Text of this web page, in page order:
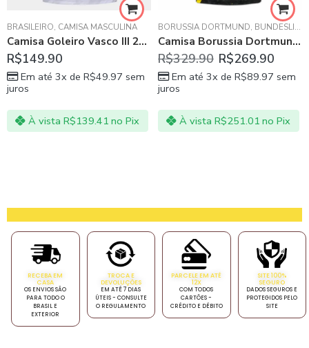
LEAGUE,LA LIGA ESPANHOLA
BRASILEIRO, CAMISA MASCULINA
Camisa Goleiro Vasco III 21/22 Cinza
R$149.90
Em até 3x de R$49.97 sem
juros
À vista R$139.41 no Pix
BORUSSIA DORTMUND, BUNDESLIGA
Camisa Borussia Dortmund II 20/21 Preta Masculina
R$329.90 R$269.90
Em até 3x de R$89.97 sem
juros
À vista R$251.01 no Pix
RECEBA EM
CASA
OS ENVIOS SÃO
PARA TODO O
BRASIL E
EXTERIOR
TROCA E
DEVOLUÇÕES
EM ATÉ 7 DIAS
ÚTEIS - CONSULTE
O REGULAMENTO
PARCELE EM ATÉ
12X
COM TODOS
CARTÕES -
CRÉDITO E DÉBITO
SITE 100%
SEGURO
DADOS SEGUROS E
PROTEGIDOS PELO
SITE